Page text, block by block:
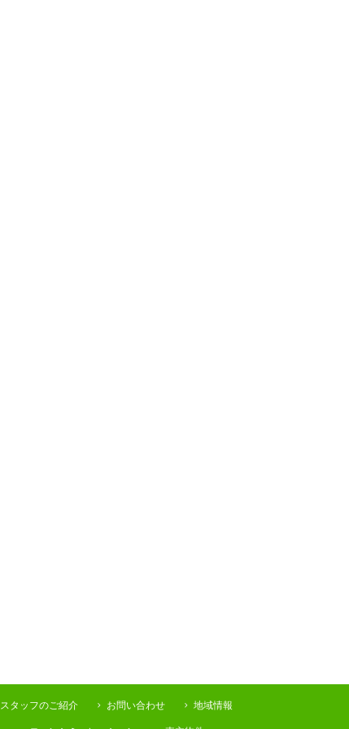
スタッフのご紹介 お問い合わせ 地域情報